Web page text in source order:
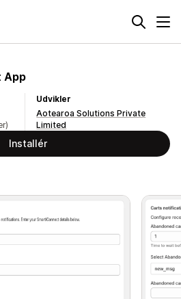
App
Udvikler
Aotearoa Solutions Private
Limited
Installér